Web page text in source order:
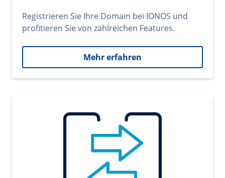
Registrieren Sie Ihre Domain bei IONOS und
profitieren Sie von zahlreichen Features.
Mehr erfahren